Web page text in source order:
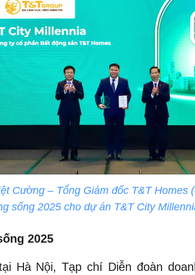
Cường – Tổng Giám đốc T&T Homes
sống 2025 cho dự án T&T City
2025
Hà Nội, Tạp chí Diễn đoàn